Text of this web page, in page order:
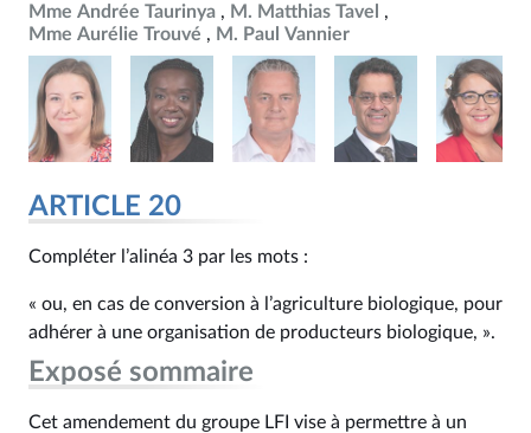
Mme Andrée Taurinya
M. Matthias Tavel
Mme Aurélie Trouvé
M. Paul Vannier
ARTICLE 20
Compléter l’alinéa 3 par les mots :
« ou, en cas de conversion à l’agriculture biologique, pour
adhérer à une organisation de producteurs biologique, ».
Exposé sommaire
Cet amendement du groupe LFI vise à permettre à un